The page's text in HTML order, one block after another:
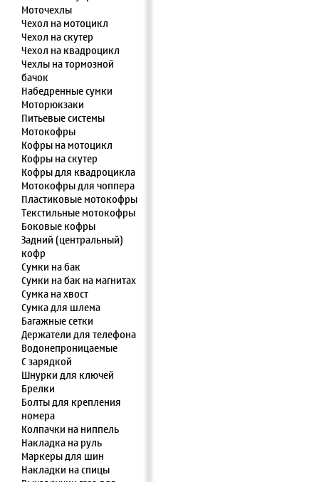
Моточехлы
Чехол на мотоцикл
Чехол на скутер
Чехол на квадроцикл
Чехлы на тормозной
бачок
Набедренные сумки
Моторюкзаки
Питьевые системы
Мотокофры
Кофры на мотоцикл
Кофры на скутер
Кофры для квадроцикла
Мотокофры для чоппера
Пластиковые мотокофры
Текстильные мотокофры
Боковые кофры
Задний (центральный)
кофр
Сумки на бак
Сумки на бак на магнитах
Сумка на хвост
Сумка для шлема
Багажные сетки
Держатели для телефона
Водонепроницаемые
С зарядкой
Шнурки для ключей
Брелки
Болты для крепления
номера
Колпачки на ниппель
Накладка на руль
Маркеры для шин
Накладки на спицы